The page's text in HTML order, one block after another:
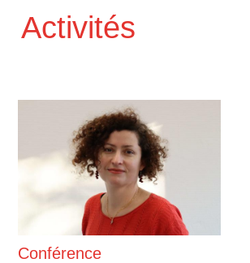
Activités
Conférence